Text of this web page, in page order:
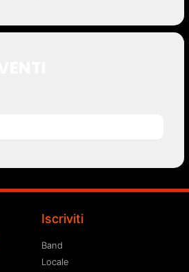
Iscriviti
Band
Locale